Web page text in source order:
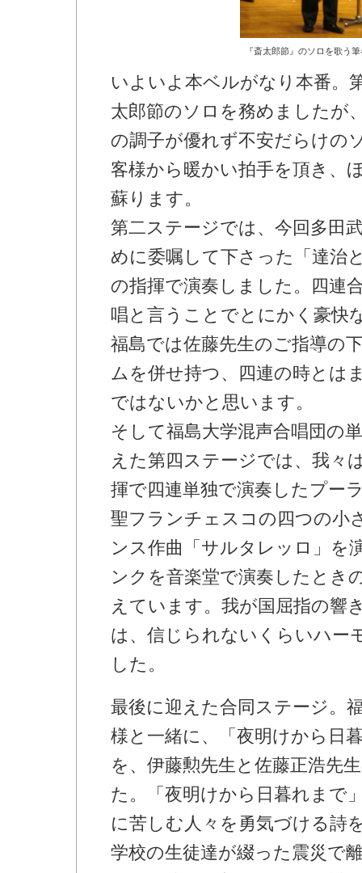
『斎太郎節』のソロを歌う筆
いよいよ本ベルがなり本番。
太郎節のソロを務めましたが
の調子が優れず不安だらけの
客様から暖かい拍手を頂き、
蘇ります。
第二ステージでは、今回多田
めに委嘱して下さった「達治
の指揮で演奏しました。四連
唱と言うことでとにかく豪快
福島では佐藤先生のご指導の
ムを併せ持つ、四連の時とは
ではないかと思います。
そして福島大学混声合唱団の
えた第四ステージでは、我々
揮で四連単独で演奏したプー
聖フランチェスコの四つの小
ンス作曲「サルタレッロ」を
ンクを音楽堂で演奏したとき
えています。我が国屈指の響
は、信じられないくらいハー
した。
最後に迎えた合同ステージ。
様と一緒に、「夜明けから日
を、伊藤勲先生と佐藤正浩先
た。「夜明けから日暮れまで
に苦しむ人々を勇気づける詩
学校の生徒達が綴った震災で